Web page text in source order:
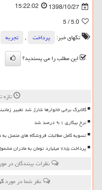
1398/10/27
15:22:02
5.0
/ 5
تگهای خبر:
پرداخت , تجربه
این مطلب را می پسندید؟
کالابرگ برخی خانوارها شارژ شد تغییر
نرخ بیکاری ۹،۱ درصد شد
تسویه کامل مطالبات فروشگاه های متصل به
پرداخت ۷۸۵ میلیارد تومان به مادران مشمول کارت امید مهر
نظرات بینندگان در
نظر شما در مورد